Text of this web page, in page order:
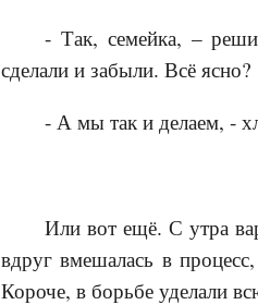
- Так, семейка, –
сделали и забыли. Всё ясно?
- А мы так и делаем, -
Или вот ещё. С утра
вдруг вмешалась в
Короче, в борьбе уделали